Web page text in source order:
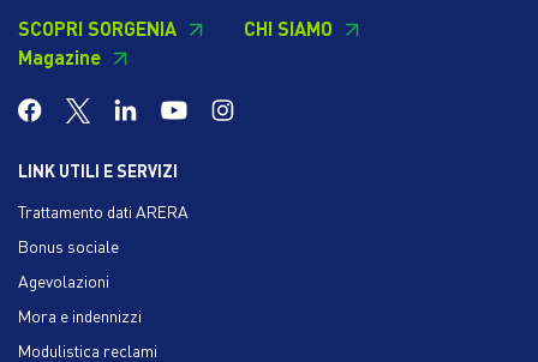
SCOPRI SORGENIA
CHI SIAMO
Magazine
LINK UTILI E SERVIZI
Trattamento dati ARERA
Bonus sociale
Agevolazioni
Mora e indennizzi
Modulistica reclami